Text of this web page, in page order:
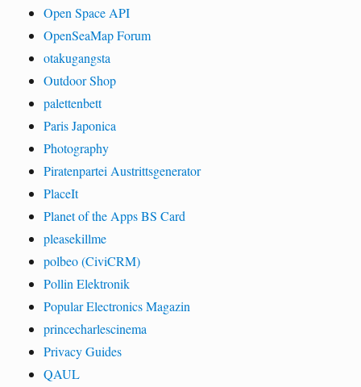
Open Space API
OpenSeaMap Forum
otakugangsta
Outdoor Shop
palettenbett
Paris Japonica
Photography
Piratenpartei Austrittsgenerator
PlaceIt
Planet of the Apps BS Card
pleasekillme
polbeo (CiviCRM)
Pollin Elektronik
Popular Electronics Magazin
princecharlescinema
Privacy Guides
QAUL